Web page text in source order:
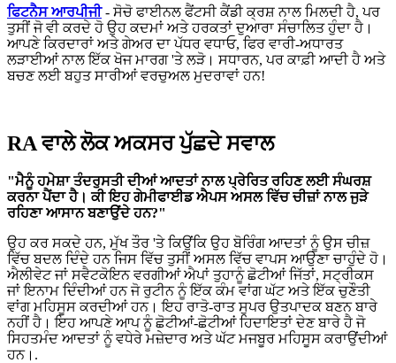
ਫਿਟਨੈਸ ਆਰਪੀਜੀ- ਸੋਚੋ ਫਾਈਨਲ ਫੈਂਟਸੀ ਕੈਂਡੀ ਕ੍ਰਸ਼ ਨਾਲ ਮਿਲਦੀ ਹੈ, ਪਰ
ਤੁਸੀਂ ਜੋ ਵੀ ਕਰਦੇ ਹੋ ਉਹ ਕਦਮਾਂ ਅਤੇ ਹਰਕਤਾਂ ਦੁਆਰਾ ਸੰਚਾਲਿਤ ਹੁੰਦਾ ਹੈ।
ਆਪਣੇ ਕਿਰਦਾਰਾਂ ਅਤੇ ਗੇਅਰ ਦਾ ਪੱਧਰ ਵਧਾਓ, ਫਿਰ ਵਾਰੀ-ਅਧਾਰਤ
ਲੜਾਈਆਂ ਨਾਲ ਇੱਕ ਖੋਜ ਮਾਰਗ 'ਤੇ ਲੜੋ। ਸਧਾਰਨ, ਪਰ ਕਾਫ਼ੀ ਆਦੀ ਹੈ ਅਤੇ
ਬਚਣ ਲਈ ਬਹੁਤ ਸਾਰੀਆਂ ਵਰਚੁਅਲ ਮੁਦਰਾਵਾਂ ਹਨ!
RA ਵਾਲੇ ਲੋਕ ਅਕਸਰ ਪੁੱਛਦੇ ਸਵਾਲ
"ਮੈਨੂੰ ਹਮੇਸ਼ਾ ਤੰਦਰੁਸਤੀ ਦੀਆਂ ਆਦਤਾਂ ਨਾਲ ਪ੍ਰੇਰਿਤ ਰਹਿਣ ਲਈ ਸੰਘਰਸ਼
ਕਰਨਾ ਪੈਂਦਾ ਹੈ। ਕੀ ਇਹ ਗੇਮੀਫਾਈਡ ਐਪਸ ਅਸਲ ਵਿੱਚ ਚੀਜ਼ਾਂ ਨਾਲ ਜੁੜੇ
ਰਹਿਣਾ ਆਸਾਨ ਬਣਾਉਂਦੇ ਹਨ?"
ਉਹ ਕਰ ਸਕਦੇ ਹਨ, ਮੁੱਖ ਤੌਰ 'ਤੇ ਕਿਉਂਕਿ ਉਹ ਬੋਰਿੰਗ ਆਦਤਾਂ ਨੂੰ ਉਸ ਚੀਜ਼
ਵਿੱਚ ਬਦਲ ਦਿੰਦੇ ਹਨ ਜਿਸ ਵਿੱਚ ਤੁਸੀਂ ਅਸਲ ਵਿੱਚ ਵਾਪਸ ਆਉਣਾ ਚਾਹੁੰਦੇ ਹੋ।
ਐਲੀਵੇਟ ਜਾਂ ਸਵੈਟਕੋਇਨ ਵਰਗੀਆਂ ਐਪਾਂ ਤੁਹਾਨੂੰ ਛੋਟੀਆਂ ਜਿੱਤਾਂ, ਸਟ੍ਰੀਕਸ
ਜਾਂ ਇਨਾਮ ਦਿੰਦੀਆਂ ਹਨ ਜੋ ਰੁਟੀਨ ਨੂੰ ਇੱਕ ਕੰਮ ਵਾਂਗ ਘੱਟ ਅਤੇ ਇੱਕ ਚੁਣੌਤੀ
ਵਾਂਗ ਮਹਿਸੂਸ ਕਰਦੀਆਂ ਹਨ। ਇਹ ਰਾਤੋ-ਰਾਤ ਸੁਪਰ ਉਤਪਾਦਕ ਬਣਨ ਬਾਰੇ
ਨਹੀਂ ਹੈ। ਇਹ ਆਪਣੇ ਆਪ ਨੂੰ ਛੋਟੀਆਂ-ਛੋਟੀਆਂ ਹਿਦਾਇਤਾਂ ਦੇਣ ਬਾਰੇ ਹੈ ਜੋ
ਸਿਹਤਮੰਦ ਆਦਤਾਂ ਨੂੰ ਵਧੇਰੇ ਮਜ਼ੇਦਾਰ ਅਤੇ ਘੱਟ ਮਜਬੂਰ ਮਹਿਸੂਸ ਕਰਾਉਂਦੀਆਂ
ਹਨ।.